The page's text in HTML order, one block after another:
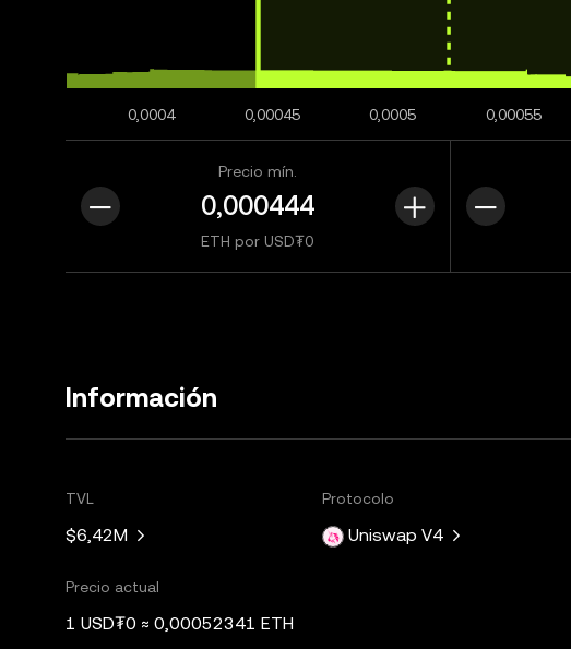
0,0004 0,00045 0,0005 0,00055
Precio mín.
ETH por USD₮0
Información
TVL
$6,42M
Protocolo
Uniswap V4
Precio actual
1 USD₮0 ≈ 0,00052341 ETH